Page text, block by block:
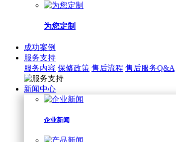
为您定制
成功案例
服务支持
服务内容 保修政策 售后流程 售后服务Q&A
新闻中心
企业新闻